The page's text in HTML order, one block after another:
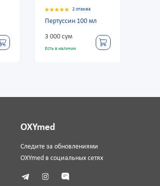
2 отзыва
Пертуссин 100 мл
3 000 сум
Есть в наличии
19 560 сум
Есть в наличии
OXYmed
Следите за обновлениями
OXYmed в социальных сетях